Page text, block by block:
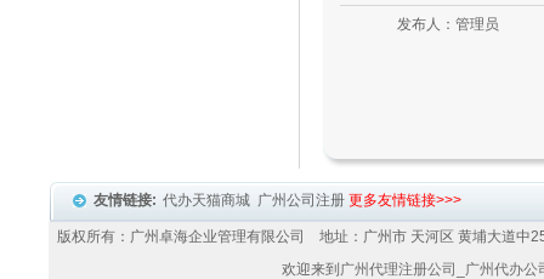
发布人：管理员
友情链接: 代办天猫商城 广州公司注册 更多友情链接>>>
版权所有：广州卓海企业管理有限公司 地址：广州市 天河区 黄埔大道
欢迎来到 广州代理注册公司 广州代办公